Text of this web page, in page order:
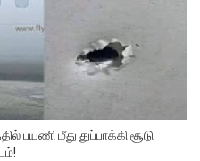
பயணி மீது துப்பாக்கி சூடு